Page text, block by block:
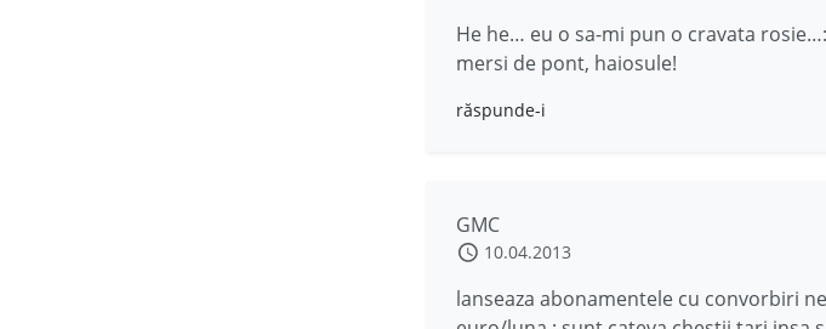
He he… eu o sa-mi pun o cravata
mersi de pont, haiosule!
răspunde-i
GMC
10.04.2013
lanseaza abonamentele cu convorbiri